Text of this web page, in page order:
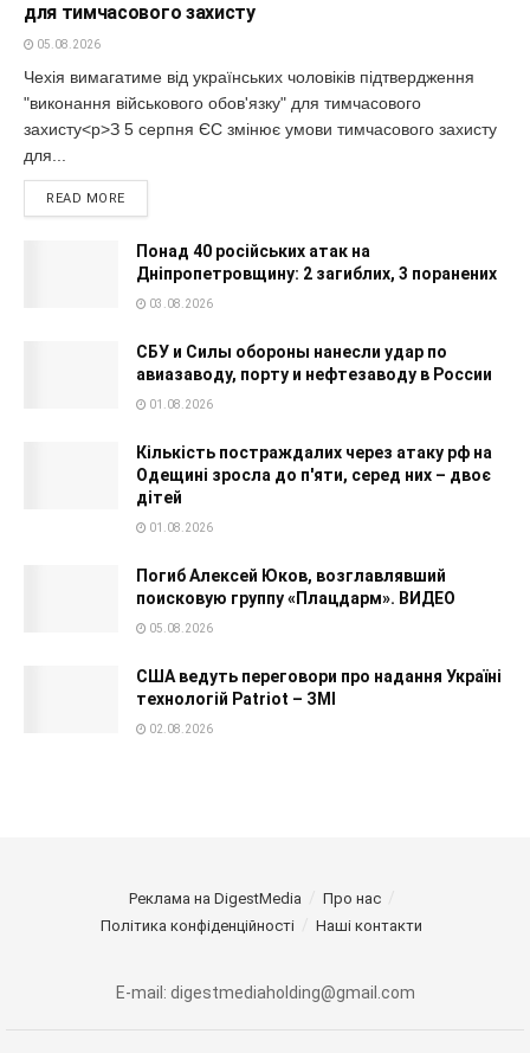
для тимчасового захисту
05.08.2026
Чехія вимагатиме від українських чоловіків підтвердження
"виконання військового обов'язку" для тимчасового
захисту<p>З 5 серпня ЄС змінює умови тимчасового захисту
для...
READ MORE
Понад 40 російських атак на
Дніпропетровщину: 2 загиблих, 3 поранених
03.08.2026
СБУ и Силы обороны нанесли удар по
авиазаводу, порту и нефтезаводу в России
01.08.2026
Кількість постраждалих через атаку рф на
Одещині зросла до п'яти, серед них – двоє
дітей
01.08.2026
Погиб Алексей Юков, возглавлявший
поисковую группу «Плацдарм». ВИДЕО
05.08.2026
США ведуть переговори про надання Україні
технологій Patriot – ЗМІ
02.08.2026
Реклама на DigestMedia
Про нас
Політика конфіденційності
Наші контакти
E-mail: digestmediaholding@gmail.com